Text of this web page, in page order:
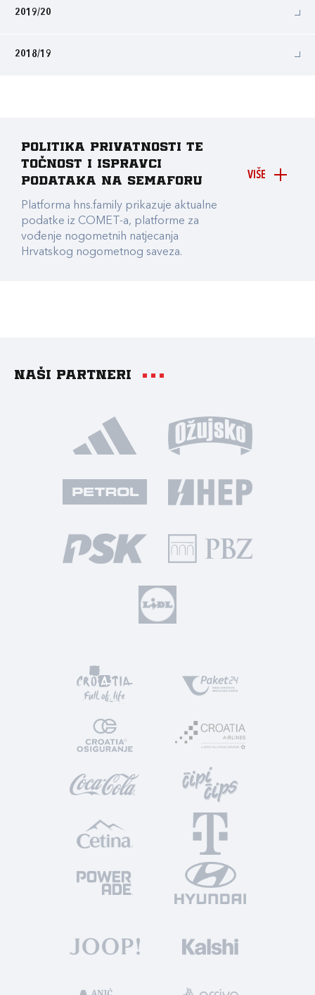
2019/20
2018/19
VIŠE
Politika privatnosti te
točnost i ispravci
podataka na Semaforu
Platforma hns.family prikazuje aktualne
podatke iz COMET-a, platforme za
vođenje nogometnih natjecanja
Hrvatskog nogometnog saveza.
Naši partneri